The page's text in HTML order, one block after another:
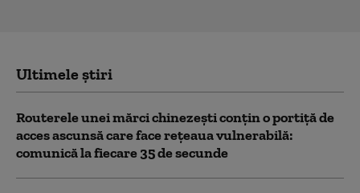
Ultimele știri
Routerele unei mărci chinezești conțin o portiță de
acces ascunsă care face rețeaua vulnerabilă:
comunică la fiecare 35 de secunde